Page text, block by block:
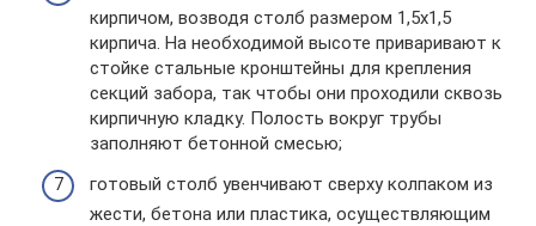
кирпичом, возводя столб размером 1,5х1,5
кирпича. На необходимой высоте приваривают к
стойке стальные кронштейны для крепления
секций забора, так чтобы они проходили сквозь
кирпичную кладку. Полость вокруг трубы
заполняют бетонной смесью;
готовый столб увенчивают сверху колпаком из
жести, бетона или пластика, осуществляющим